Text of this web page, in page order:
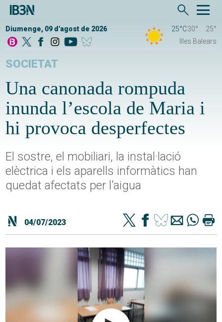
Diumenge, 09 d'agost de 2026 25°C30°
25°
Illes Balears
SOCIETAT
Una canonada rompuda
inunda l’escola de Maria i
hi provoca desperfectes
El sostre, el mobiliari, la instal·lació
elèctrica i els aparells informàtics han
quedat afectats per l'aigua
04/07/2023